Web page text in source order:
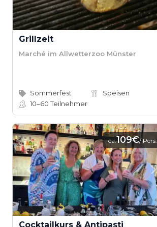
Grillzeit
Marché im Allwetterzoo Münster
Sommerfest
Speisen
10–60Teilnehmer
ca.109€/ Pers.
Cocktailkurs & Antipasti